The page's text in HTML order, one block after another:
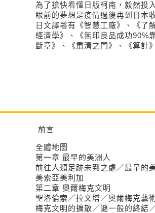
為了搶快看懂日版柯南，毅然投
眼前的夢想是疫情過後再到日本
日文譯著有《智慧工廠》、《了
經濟學》、《無印良品成功90%
斷章》、《肅清之門》、《算計
前言
全體地圖
第一章 最早的美洲人
前往人類足跡未到之處／最早的
美索亞美利加
第二章 奧爾梅克文明
聖洛倫索／拉文塔／奧爾梅克藝
梅克文明的擴散／謎一般的終結